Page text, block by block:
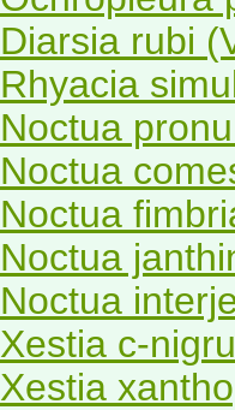
Diarsia rubi
Rhyacia
Noctua
Noctua
Noctua
Noctua
Noctua
Xestia c-
Xestia